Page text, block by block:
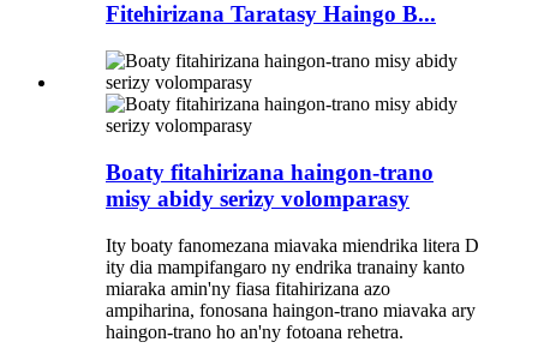
Fitehirizana Taratasy Haingo B...
Boaty fitahirizana haingon-trano
misy abidy serizy volomparasy
Ity boaty fanomezana miavaka miendrika litera D
ity dia mampifangaro ny endrika tranainy kanto
miaraka amin'ny fiasa fitahirizana azo
ampiharina, fonosana haingon-trano miavaka ary
haingon-trano ho an'ny fotoana rehetra.